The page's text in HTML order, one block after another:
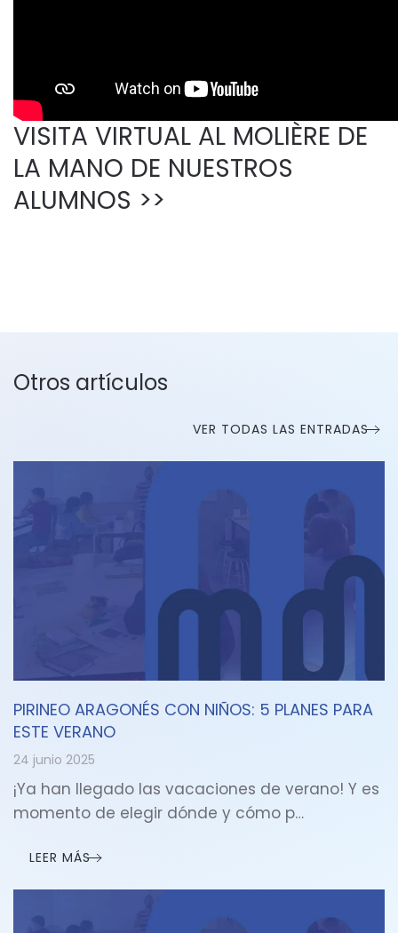
VISITA VIRTUAL AL MOLIÈRE DE
LA MANO DE NUESTROS
ALUMNOS >>
Otros artículos
VER TODAS LAS ENTRADAS
PIRINEO ARAGONÉS CON NIÑOS: 5 PLANES PARA
ESTE VERANO
24 junio 2025
¡Ya han llegado las vacaciones de verano! Y es
momento de elegir dónde y cómo p…
LEER MÁS